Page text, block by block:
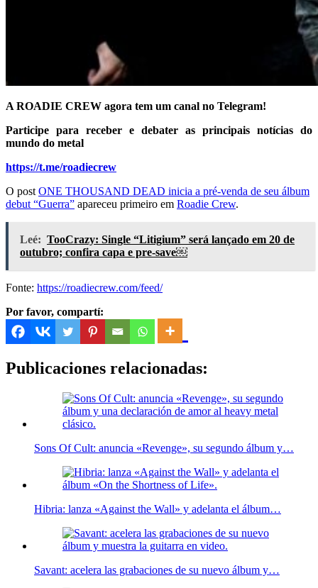
A ROADIE CREW agora tem um canal no Telegram!
Participe para receber e debater as principais notícias do
mundo do metal
https://t.me/roadiecrew
O post ONE THOUSAND DEAD inicia a pré-venda de seu álbum
debut “Guerra” apareceu primeiro em Roadie Crew.
Leé: TooCrazy: Single “Litigium” será lançado em 20 de
outubro; confira capa e pre-save￼
Fonte: https://roadiecrew.com/feed/
Por favor, compartí:
Publicaciones relacionadas:
Sons Of Cult: anuncia «Revenge», su segundo álbum y…
Hibria: lanza «Against the Wall» y adelanta el álbum…
Savant: acelera las grabaciones de su nuevo álbum y…